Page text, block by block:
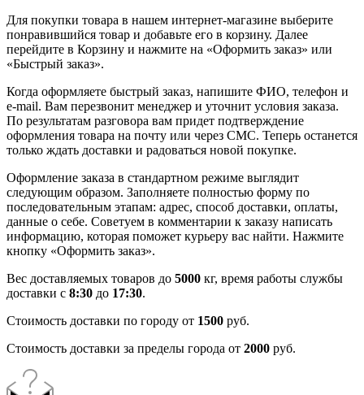
Для покупки товара в нашем интернет-магазине выберите
понравившийся товар и добавьте его в корзину. Далее
перейдите в Корзину и нажмите на «Оформить заказ» или
«Быстрый заказ».
Когда оформляете быстрый заказ, напишите ФИО, телефон и
e-mail. Вам перезвонит менеджер и уточнит условия заказа.
По результатам разговора вам придет подтверждение
оформления товара на почту или через СМС. Теперь останется
только ждать доставки и радоваться новой покупке.
Оформление заказа в стандартном режиме выглядит
следующим образом. Заполняете полностью форму по
последовательным этапам: адрес, способ доставки, оплаты,
данные о себе. Советуем в комментарии к заказу написать
информацию, которая поможет курьеру вас найти. Нажмите
кнопку «Оформить заказ».
Вес доставляемых товаров до 5000 кг, время работы службы
доставки с 8:30 до 17:30.
Стоимость доставки по городу от 1500 руб.
Стоимость доставки за пределы города от 2000 руб.